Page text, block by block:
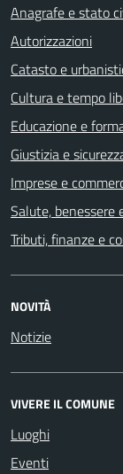
Anagrafe e stato
Autorizzazioni
Catasto e
Cultura e tempo
Educazione e
Giustizia e
Imprese e
Salute, benessere
Tributi, finanze e
NOVITÀ
Notizie
VIVERE IL COMUNE
Luoghi
Eventi